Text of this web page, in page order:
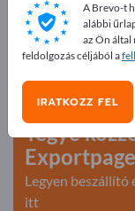
Hirdessen
en!
Tegye
Legyen beszállító
itt
A Brevo-t
alábbi
az Ön
feldolgozás céljából a
IRATKOZZ FEL